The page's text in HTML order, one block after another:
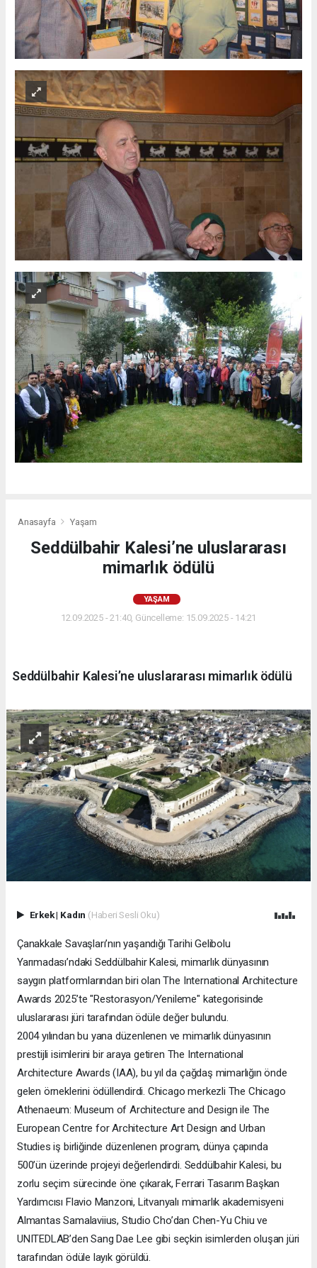
Anasayfa Yaşam
Seddülbahir Kalesi’ne uluslararası
mimarlık ödülü
YAŞAM
12.09.2025 - 21:40, Güncelleme: 15.09.2025 - 14:21
Seddülbahir Kalesi’ne uluslararası mimarlık ödülü
Erkek| Kadın (Haberi Sesli Oku)
Çanakkale Savaşları’nın yaşandığı Tarihi Gelibolu
Yarımadası’ndaki Seddülbahir Kalesi, mimarlık dünyasının
saygın platformlarından biri olan The International Architecture
Awards 2025’te "Restorasyon/Yenileme" kategorisinde
uluslararası jüri tarafından ödüle değer bulundu.
2004 yılından bu yana düzenlenen ve mimarlık dünyasının
prestijli isimlerini bir araya getiren The International
Architecture Awards (IAA), bu yıl da çağdaş mimarlığın önde
gelen örneklerini ödüllendirdi. Chicago merkezli The Chicago
Athenaeum: Museum of Architecture and Design ile The
European Centre for Architecture Art Design and Urban
Studies iş birliğinde düzenlenen program, dünya çapında
500’ün üzerinde projeyi değerlendirdi. Seddülbahir Kalesi, bu
zorlu seçim sürecinde öne çıkarak, Ferrari Tasarım Başkan
Yardımcısı Flavio Manzoni, Litvanyalı mimarlık akademisyeni
Almantas Samalaviius, Studio Cho’dan Chen-Yu Chiu ve
UNITEDLAB’den Sang Dae Lee gibi seçkin isimlerden oluşan jüri
tarafından ödüle layık görüldü.